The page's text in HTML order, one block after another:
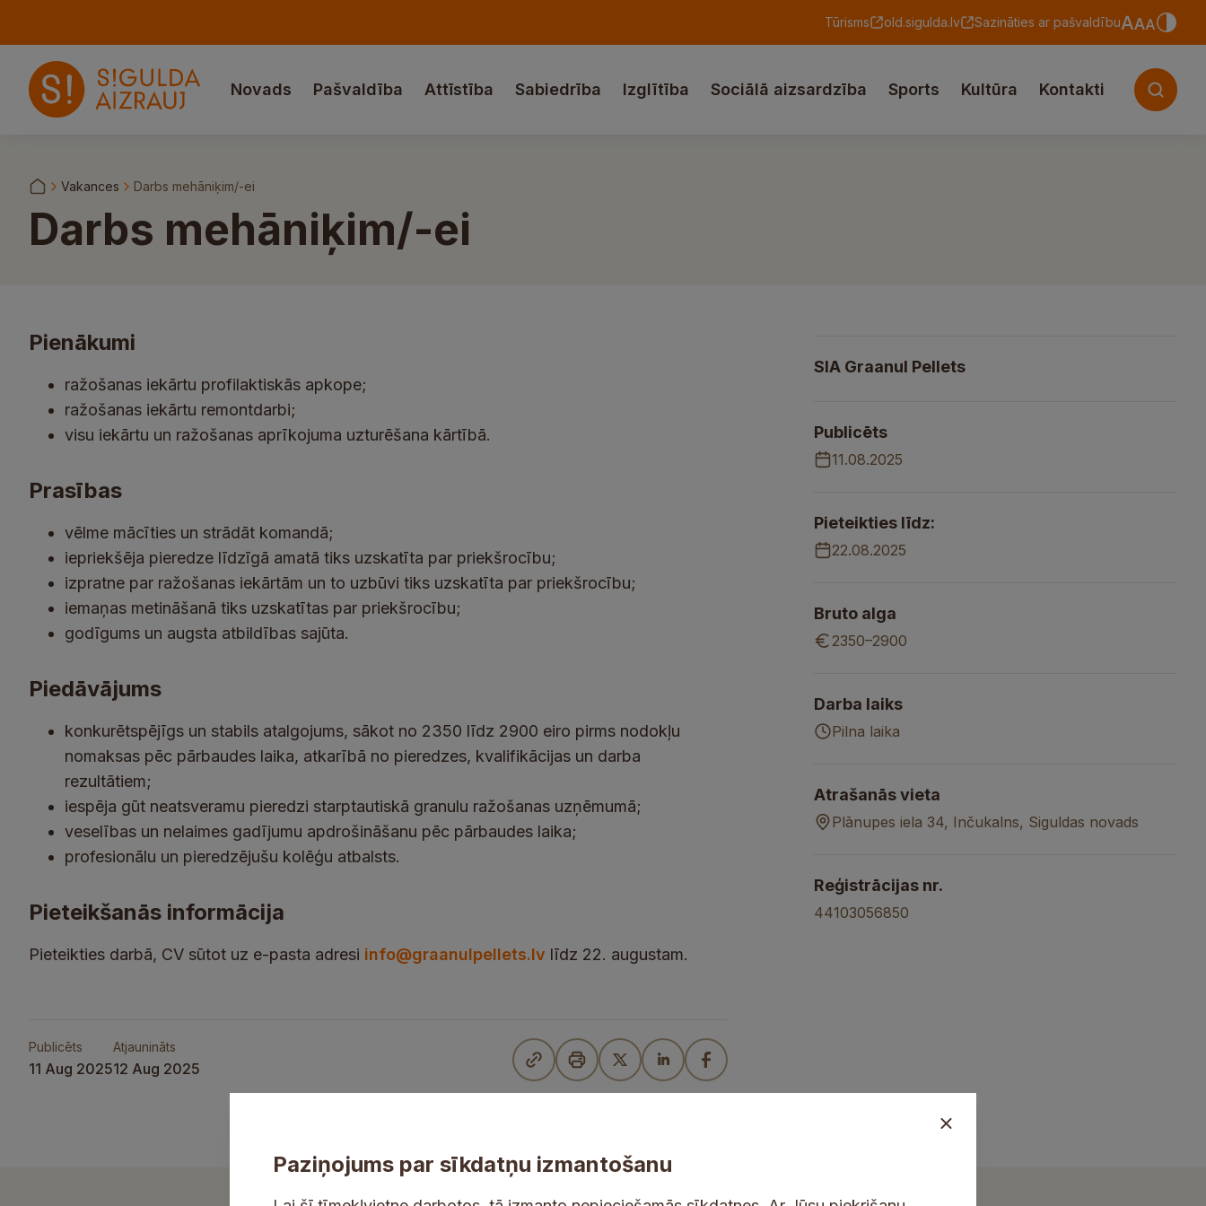
Tūrisms old.sigulda.lv Sazināties ar pašvaldību
Novads Pašvaldība Attīstība Sabiedrība Izglītība Sociālā aizsardzība Sports Kultūra Kontakti
Vakances Darbs mehāniķim/-ei
Darbs mehāniķim/-ei
Pienākumi
ražošanas iekārtu profilaktiskās apkope;
ražošanas iekārtu remontdarbi;
visu iekārtu un ražošanas aprīkojuma uzturēšana kārtībā.
Prasības
vēlme mācīties un strādāt komandā;
iepriekšēja pieredze līdzīgā amatā tiks uzskatīta par priekšrocību;
izpratne par ražošanas iekārtām un to uzbūvi tiks uzskatīta par priekšrocību;
iemaņas metināšanā tiks uzskatītas par priekšrocību;
godīgums un augsta atbildības sajūta.
Piedāvājums
konkurētspējīgs un stabils atalgojums, sākot no 2350 līdz 2900 eiro pirms nodokļu
nomaksas pēc pārbaudes laika, atkarībā no pieredzes, kvalifikācijas un darba
rezultātiem;
iespēja gūt neatsveramu pieredzi starptautiskā granulu ražošanas uzņēmumā;
veselības un nelaimes gadījumu apdrošināšanu pēc pārbaudes laika;
profesionālu un pieredzējušu kolēģu atbalsts.
Pieteikšanās informācija
Pieteikties darbā, CV sūtot uz e-pasta adresi info@graanulpellets.lv līdz 22. augustam.
Publicēts
11 Aug 2025
Atjaunināts
12 Aug 2025
SIA Graanul Pellets
Publicēts
11.08.2025
Pieteikties līdz:
22.08.2025
Bruto alga
2350–2900
Darba laiks
Pilna laika
Atrašanās vieta
Plānupes iela 34, Inčukalns, Siguldas novads
Reģistrācijas nr.
44103056850
Paziņojums par sīkdatņu izmantošanu